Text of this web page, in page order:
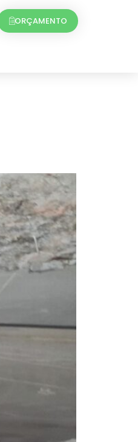
ORÇAMENTO